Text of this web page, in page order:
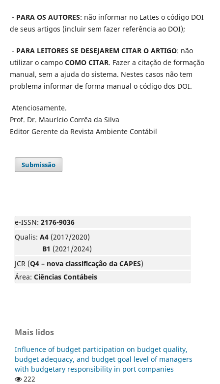
- PARA OS AUTORES: não informar no Lattes o código DOI
de seus artigos (incluir sem fazer referência ao DOI);
- PARA LEITORES SE DESEJAREM CITAR O ARTIGO: não
utilizar o campo COMO CITAR. Fazer a citação de formação
manual, sem a ajuda do sistema. Nestes casos não tem
problema informar de forma manual o código dos DOI.
Atenciosamente.
Prof. Dr. Maurício Corrêa da Silva
Editor Gerente da Revista Ambiente Contábil
Submissão
e-ISSN: 2176-9036
Qualis: A4 (2017/2020)
B1 (2021/2024)
JCR (Q4 – nova classificação da CAPES)
Área: Ciências Contábeis
Mais lidos
Influence of budget participation on budget quality,
budget adequacy, and budget goal level of managers
with budgetary responsibility in port companies
222